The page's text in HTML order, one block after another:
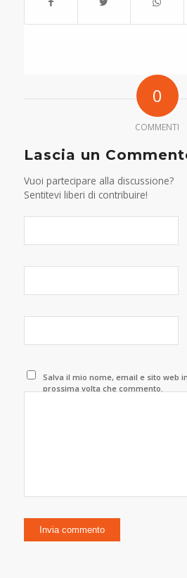
0
COMMENTI
Lascia un
Vuoi partecipare alla discussione?
Sentitevi liberi di contribuire!
Salva il mio nome, email e sito web
prossima volta che commento.